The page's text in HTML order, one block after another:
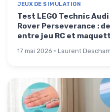
JEUX DE SIMULATION
Test LEGO Technic
Rover Perseverance :
entre jeu RC et
17 mai 2026 · Laurent